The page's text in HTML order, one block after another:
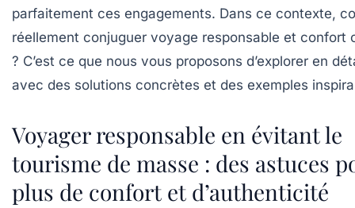
parfaitement ces engagements. Dans ce contexte,
réellement conjuguer voyage responsable et confort
? C’est ce que nous vous proposons d’explorer en
avec des solutions concrètes et des exemples
Voyager responsable en évitant le
tourisme de masse : des astuces
plus de confort et d’authenticité